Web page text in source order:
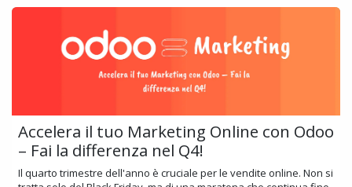
Accelera il tuo Marketing Online con Odoo
– Fai la differenza nel Q4!
Il quarto trimestre dell'anno è cruciale per le vendite online. Non si